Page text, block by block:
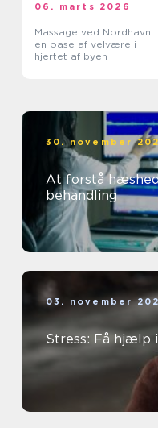
06. marts 2026
Massage ved Nordhavn:
en oase af velvære i
hjertet af byen
30. november
At forstå
behandling
03. november
Stress: Få hjælp